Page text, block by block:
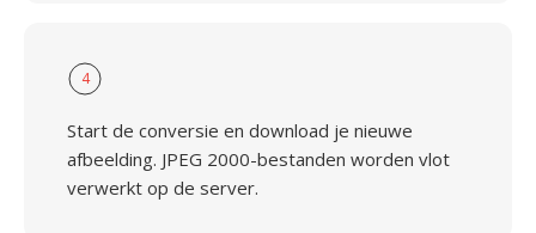
4
Start de conversie en download je nieuwe
afbeelding. JPEG 2000-bestanden worden vlot
verwerkt op de server.